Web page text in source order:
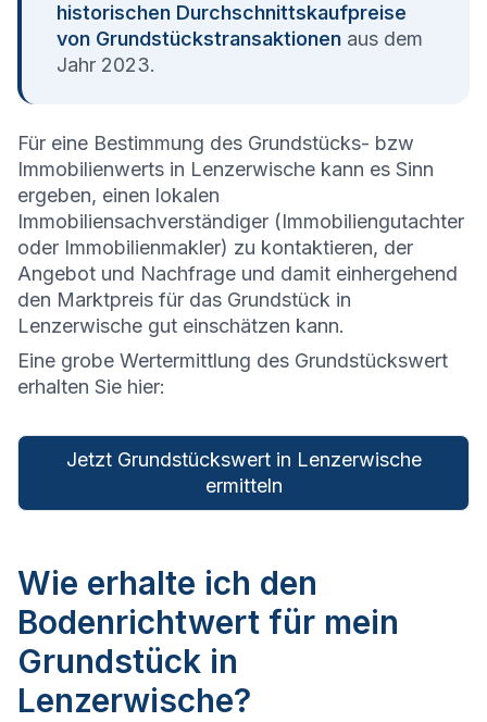
historischen Durchschnittskaufpreise
von Grundstückstransaktionen aus dem
Jahr 2023.
Für eine Bestimmung des Grundstücks- bzw
Immobilienwerts in Lenzerwische kann es Sinn
ergeben, einen lokalen
Immobiliensachverständiger (Immobiliengutachter
oder Immobilienmakler) zu kontaktieren, der
Angebot und Nachfrage und damit einhergehend
den Marktpreis für das Grundstück in
Lenzerwische gut einschätzen kann.
Eine grobe Wertermittlung des Grundstückswert
erhalten Sie hier:
Jetzt Grundstückswert in Lenzerwische
ermitteln
Wie erhalte ich den
Bodenrichtwert für mein
Grundstück in
Lenzerwische?